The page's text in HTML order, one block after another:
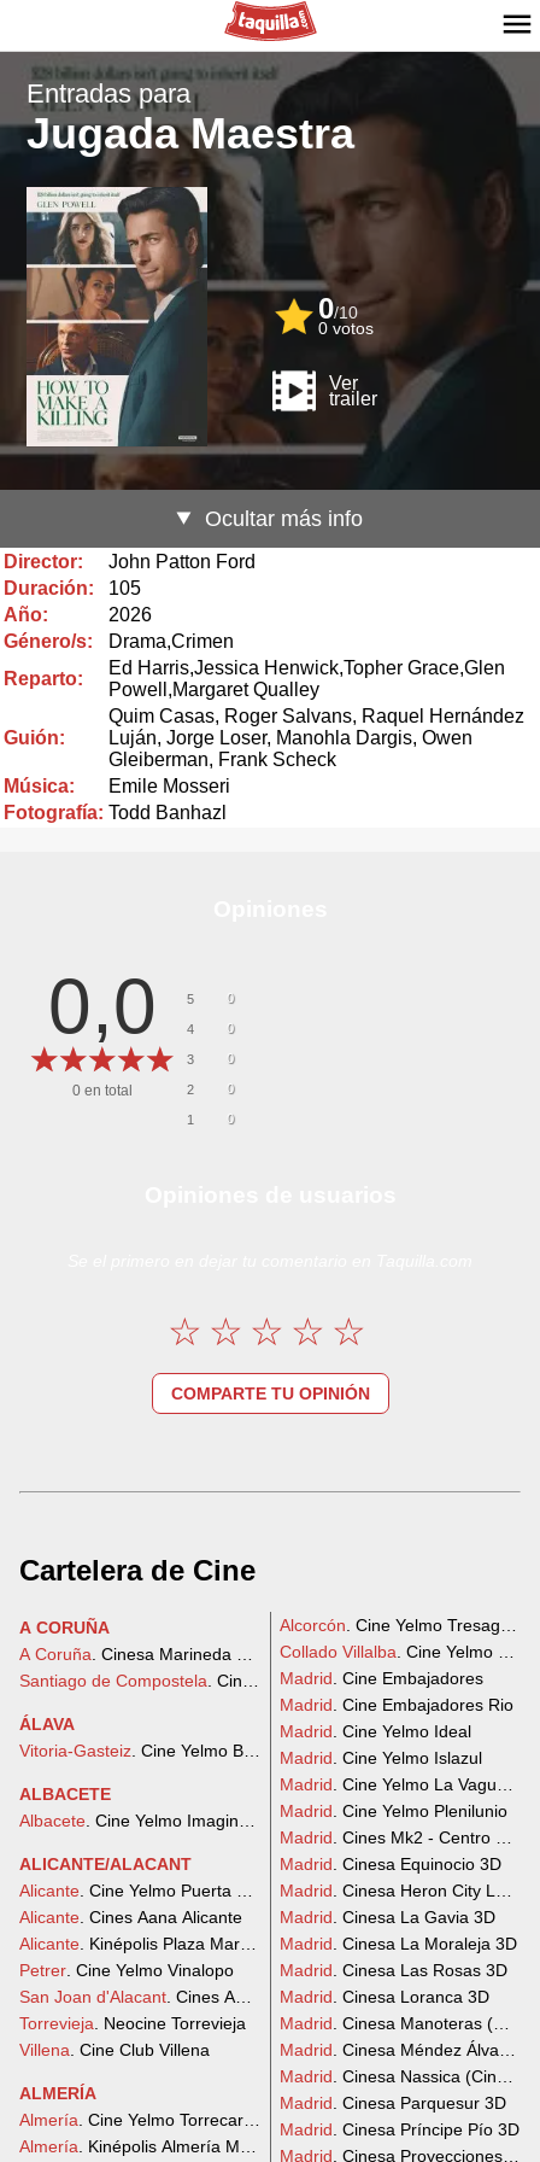
Entradas para
Jugada Maestra
0/10
0 votos
Ver
trailer
Ocultar más info
Director:
John Patton Ford
Duración:
105
Año:
2026
Género/s:
Drama,Crimen
Reparto:
Ed Harris,Jessica Henwick,Topher Grace,Glen
Powell,Margaret Qualley
Guión:
Quim Casas, Roger Salvans, Raquel Hernández
Luján, Jorge Loser, Manohla Dargis, Owen
Gleiberman, Frank Scheck
Música:
Emile Mosseri
Fotografía: Todd Banhazl
0,0
0 en total
5 0
4 0
3 0
2 0
1 0
COMPARTE TU OPINIÓN
Cartelera de Cine
A CORUÑA
A Coruña . Cinesa Marineda City
Santiago de Compostela . Cinesa As Cancelas
ÁLAVA
Vitoria-Gasteiz . Cine Yelmo Boulevard
ALBACETE
Albacete . Cine Yelmo Imaginalia
ALICANTE/ALACANT
Alicante . Cine Yelmo Puerta de Alicante
Alicante . Cines Aana Alicante
Alicante . Kinépolis Plaza Mar 2 Alicante
Petrer . Cine Yelmo Vinalopo
San Joan d'Alacant . Cines Aana San Juan
Torrevieja . Neocine Torrevieja
Villena . Cine Club Villena
ALMERÍA
Almería . Cine Yelmo Torrecardenas
Almería . Kinépolis Almería Mediterráneo
Alcorcón . Cine Yelmo Tresaguas
Collado Villalba . Cine Yelmo
Madrid . Cine Embajadores
Madrid . Cine Embajadores Rio
Madrid . Cine Yelmo Ideal
Madrid . Cine Yelmo Islazul
Madrid . Cine Yelmo La Vaguada
Madrid . Cine Yelmo Plenilunio
Madrid . Cines Mk2 - Centro
Madrid . Cinesa Equinocio 3D
Madrid . Cinesa Heron City Las
Madrid . Cinesa La Gavia 3D
Madrid . Cinesa La Moraleja 3D
Madrid . Cinesa Las Rosas 3D
Madrid . Cinesa Loranca 3D
Madrid . Cinesa Manoteras (Cine
Madrid . Cinesa Méndez Álvaro
Madrid . Cinesa Nassica (Ciné
Madrid . Cinesa Parquesur 3D
Madrid . Cinesa Príncipe Pío 3D
Madrid . Cinesa Proyecciones 3D